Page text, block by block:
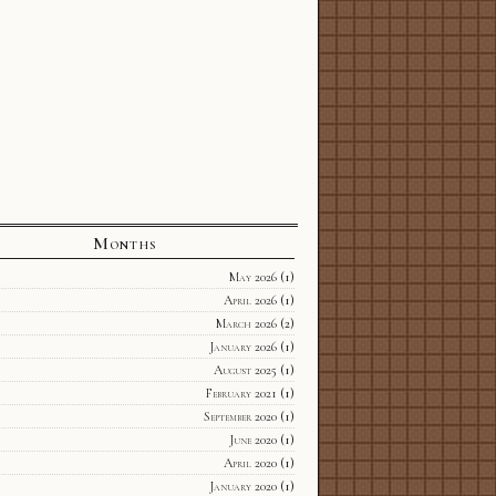
Months
May 2026(1)
April 2026(1)
March 2026(2)
January 2026(1)
August 2025 (1)
February 2021 (1)
September 2020(1)
June 2020(1)
April 2020(1)
January 2020(1)